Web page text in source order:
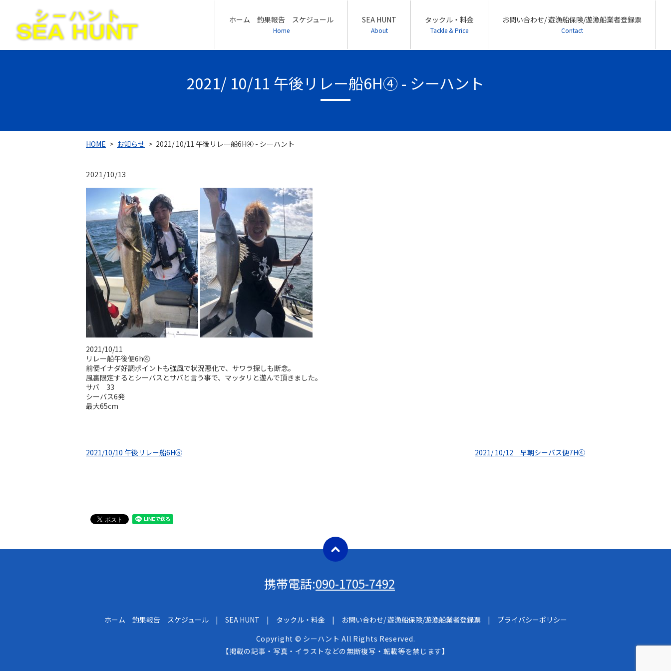
ホーム 釣果報告 スケジュール
Home
SEA HUNT
About
タックル・料金
Tackle & Price
お問い合わせ/ 遊漁船保険/遊漁船業者登録票
Contact
2021/ 10/11 午後リレー船6H④ - シーハント
HOME お知らせ 2021/ 10/11 午後リレー船6H④ - シーハント
2021/10/13
2021/10/11
リレー船午後便6h⓸
前便イナダ好調ポイントも強風で状況悪化で、サワラ探しも断念。
風裏限定するとシーバスとサバと言う事で、マッタリと遊んで頂きました。
サバ 33
シーバス6発
最大65cm
2021/10/10 午後リレー船6H⑤ 2021/ 10/12 早朝シーバス便7H④
携帯電話:090-1705-7492
ホーム 釣果報告 スケジュール SEA HUNT タックル・料金 お問い合わせ/ 遊漁船保険/遊漁船業者登録票
プライバシーポリシー
Copyright © シーハント All Rights Reserved.
【掲載の記事・写真・イラストなどの無断複写・転載等を禁じます】